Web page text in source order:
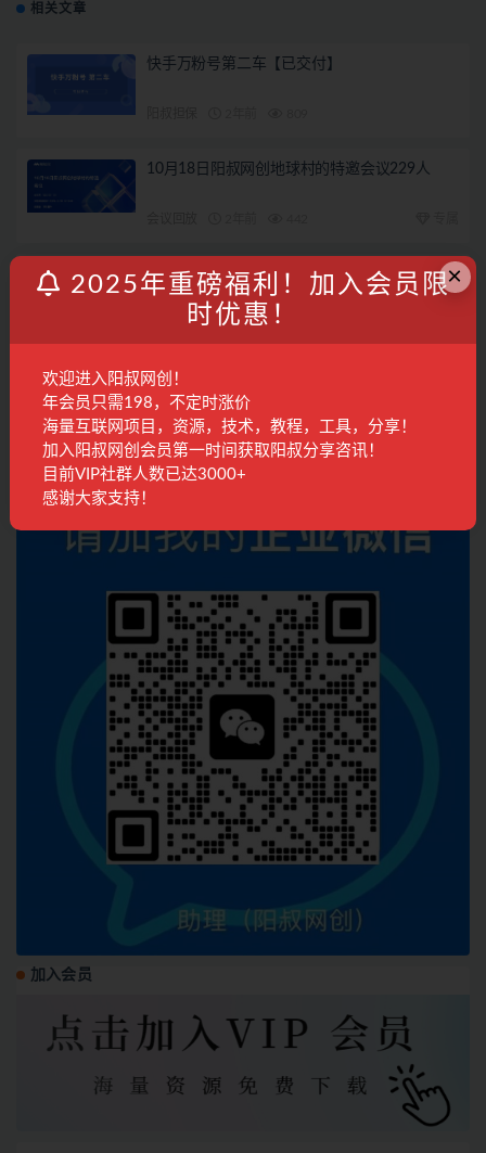
相关文章
快手万粉号第二车【已交付】
10月18日阳叔网创地球村的特邀会议229人
Temu跨境电商第一车【翻车退款】
阳叔担保 2年前
2026年07月29日阳叔网创地球村的特邀会议
会议回放 1周前 410
联系客服
加入会员
×
2025年重磅福利！加入会员限
时优惠！
欢迎进入阳叔网创！
年会员只需198，不定时涨价
海量互联网项目，资源，技术，教程，工具，分享！
加入阳叔网创会员第一时间获取阳叔分享咨讯！
目前VIP社群人数已达3000+
感谢大家支持！